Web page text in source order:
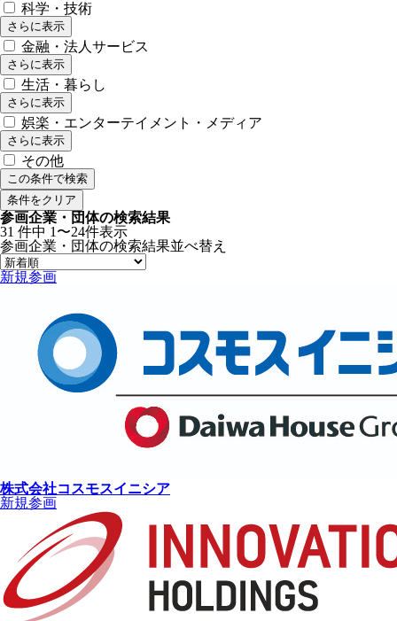
科学・技術
さらに表示
金融・法人サービス
さらに表示
生活・暮らし
さらに表示
娯楽・エンターテイメント・メディア
さらに表示
その他
この条件で検索
条件をクリア
参画企業・団体の検索結果
31 件中 1〜24件表示
参画企業・団体の検索結果並べ替え
新規参画
株式会社コスモスイニシア
新規参画